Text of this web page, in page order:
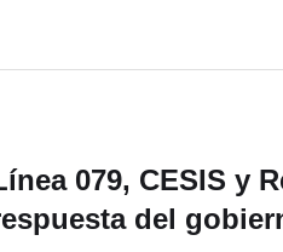
079, CESIS y
del